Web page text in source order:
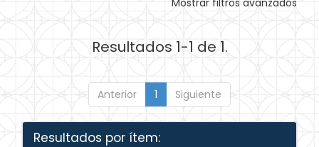
Mostrar filtros avanzados
Resultados 1-1 de 1.
Anterior 1 Siguiente
Resultados por ítem: